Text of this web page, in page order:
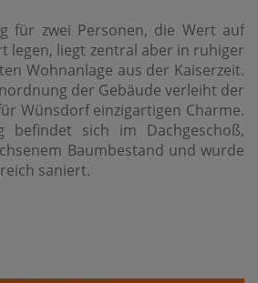
für zwei Personen, die Wert auf
legen, liegt zentral aber in ruhiger
Wohnanlage aus der Kaiserzeit.
der Gebäude verleiht der
Wünsdorf einzigartigen Charme.
befindet sich im Dachgeschoß,
Baumbestand und wurde
saniert.